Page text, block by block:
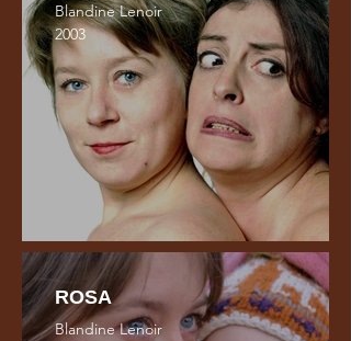
Blandine Lenoir
2003
ROSA
Blandine Lenoir